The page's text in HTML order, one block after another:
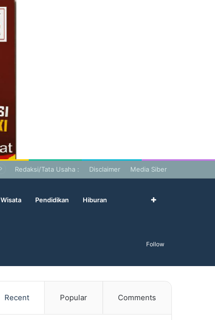
Redaksi/Tata Usaha : Disclaimer Media Siber
Wisata Pendidikan Hiburan
Follow
Recent Popular Comments